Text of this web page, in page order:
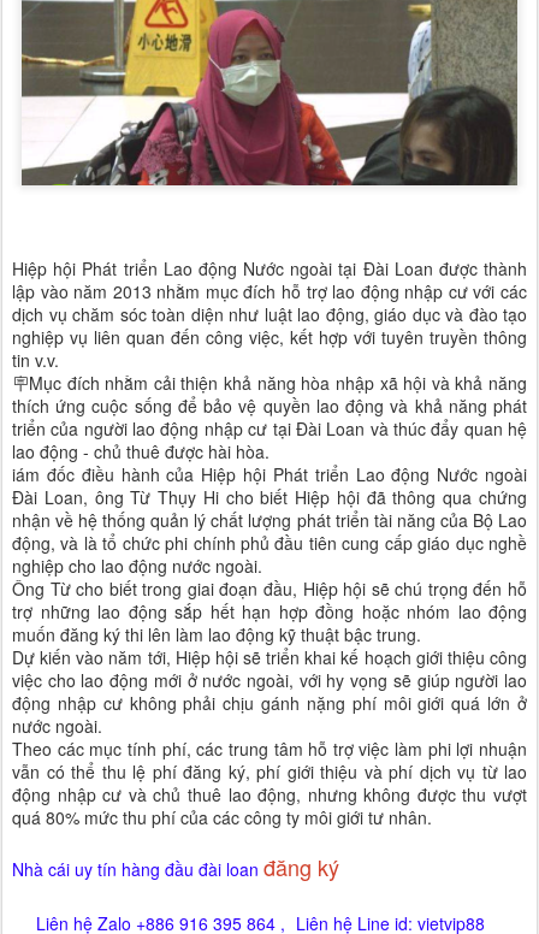
Hiệp hội Phát triển Lao động Nước ngoài tại Đài Loan được thành
lập vào năm 2013 nhằm mục đích hỗ trợ lao động nhập cư với các
dịch vụ chăm sóc toàn diện như luật lao động, giáo dục và đào tạo
nghiệp vụ liên quan đến công việc, kết hợp với tuyên truyền thông
tin v.v.
🪧Mục đích nhằm cải thiện khả năng hòa nhập xã hội và khả năng
thích ứng cuộc sống để bảo vệ quyền lao động và khả năng phát
triển của người lao động nhập cư tại Đài Loan và thúc đẩy quan hệ
lao động - chủ thuê được hài hòa.
iám đốc điều hành của Hiệp hội Phát triển Lao động Nước ngoài
Đài Loan, ông Từ Thụy Hi cho biết Hiệp hội đã thông qua chứng
nhận về hệ thống quản lý chất lượng phát triển tài năng của Bộ Lao
động, và là tổ chức phi chính phủ đầu tiên cung cấp giáo dục nghề
nghiệp cho lao động nước ngoài.
Ông Từ cho biết trong giai đoạn đầu, Hiệp hội sẽ chú trọng đến hỗ
trợ những lao động sắp hết hạn hợp đồng hoặc nhóm lao động
muốn đăng ký thi lên làm lao động kỹ thuật bậc trung.
Dự kiến vào năm tới, Hiệp hội sẽ triển khai kế hoạch giới thiệu công
việc cho lao động mới ở nước ngoài, với hy vọng sẽ giúp người lao
động nhập cư không phải chịu gánh nặng phí môi giới quá lớn ở
nước ngoài.
Theo các mục tính phí, các trung tâm hỗ trợ việc làm phi lợi nhuận
vẫn có thể thu lệ phí đăng ký, phí giới thiệu và phí dịch vụ từ lao
động nhập cư và chủ thuê lao động, nhưng không được thu vượt
quá 80% mức thu phí của các công ty môi giới tư nhân.
Nhà cái uy tín hàng đầu đài loan đăng ký
Liên hệ Zalo +886 916 395 864 , Liên hệ Line id: vietvip88